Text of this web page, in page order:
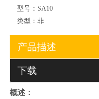
型号： SA10
类型： 非
产品描述
下载
概述：